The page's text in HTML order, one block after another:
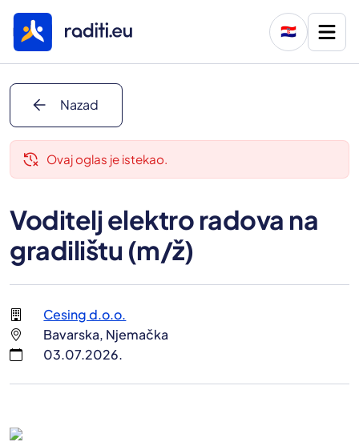
🇭🇷
arrow_back Nazad
delete_history Ovaj oglas je istekao.
Voditelj elektro radova na
gradilištu (m/ž)
Cesing d.o.o.
Bavarska, Njemačka
03.07.2026.